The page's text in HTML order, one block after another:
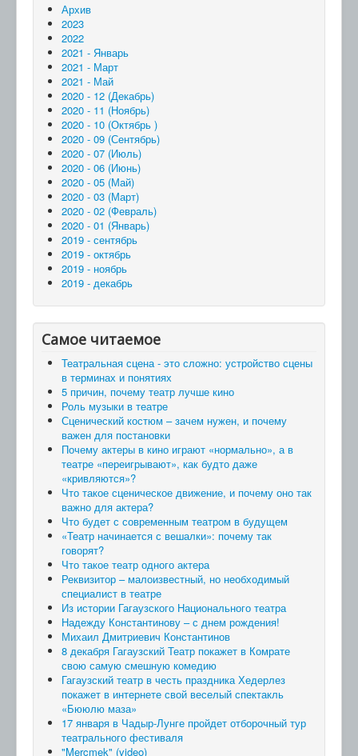
Архив
2023
2022
2021 - Январь
2021 - Март
2021 - Май
2020 - 12 (Декабрь)
2020 - 11 (Ноябрь)
2020 - 10 (Октябрь )
2020 - 09 (Сентябрь)
2020 - 07 (Июль)
2020 - 06 (Июнь)
2020 - 05 (Май)
2020 - 03 (Март)
2020 - 02 (Февраль)
2020 - 01 (Январь)
2019 - сентябрь
2019 - октябрь
2019 - ноябрь
2019 - декабрь
Самое читаемое
Театральная сцена - это сложно: устройство сцены
в терминах и понятиях
5 причин, почему театр лучше кино
Роль музыки в театре
Сценический костюм – зачем нужен, и почему
важен для постановки
Почему актеры в кино играют «нормально», а в
театре «переигрывают», как будто даже
«кривляются»?
Что такое сценическое движение, и почему оно так
важно для актера?
Что будет с современным театром в будущем
«Театр начинается с вешалки»: почему так
говорят?
Что такое театр одного актера
Реквизитор – малоизвестный, но необходимый
специалист в театре
Из истории Гагаузского Национального театра
Надежду Константинову – с днем рождения!
Михаил Дмитриевич Константинов
8 декабря Гагаузский Театр покажет в Комрате
свою самую смешную комедию
Гагаузский театр в честь праздника Хедерлез
покажет в интернете свой веселый спектакль
«Бююлю маза»
17 января в Чадыр-Лунге пройдет отборочный тур
театрального фестиваля
"Mercmek" (video)